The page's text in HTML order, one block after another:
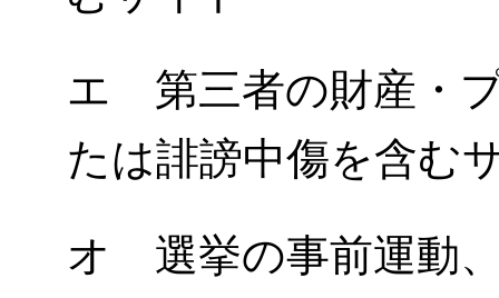
エ 第三者の財産・
たは誹謗中傷を含む
オ 選挙の事前運動